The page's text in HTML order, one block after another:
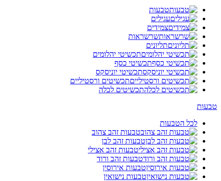
טבעות
עגילים
צמידים
שרשראות
תליונים
תכשיטי יהלומים
תכשיטי כסף
תכשיטי יוניסקס
תכשיטים ורסטיליים
תכשיטים לכלה
טבעות
לכל הטבעות
טבעות זהב צהוב
טבעות זהב לבן
טבעות זהב אצילי
טבעות זהב ורוד
טבעות אירוסין
טבעות נישואין